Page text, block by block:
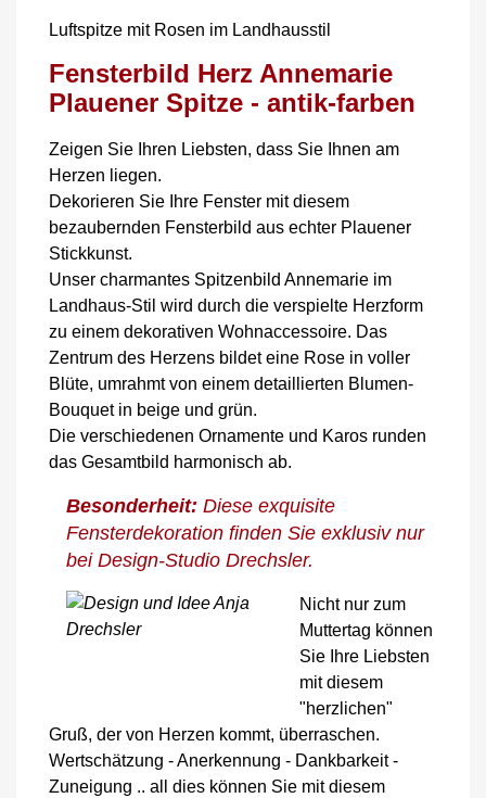
Luftspitze mit Rosen im Landhausstil
Fensterbild Herz Annemarie
Plauener Spitze - antik-farben
Zeigen Sie Ihren Liebsten, dass Sie Ihnen am
Herzen liegen.
Dekorieren Sie Ihre Fenster mit diesem
bezaubernden Fensterbild aus echter Plauener
Stickkunst.
Unser charmantes Spitzenbild Annemarie im
Landhaus-Stil wird durch die verspielte Herzform
zu einem dekorativen Wohnaccessoire. Das
Zentrum des Herzens bildet eine Rose in voller
Blüte, umrahmt von einem detaillierten Blumen-
Bouquet in beige und grün.
Die verschiedenen Ornamente und Karos runden
das Gesamtbild harmonisch ab.
Besonderheit: Diese exquisite
Fensterdekoration finden Sie exklusiv nur
bei Design-Studio Drechsler.
Nicht nur zum
Muttertag können
Sie Ihre Liebsten
mit diesem
"herzlichen"
Gruß, der von Herzen kommt, überraschen.
Wertschätzung - Anerkennung - Dankbarkeit -
Zuneigung .. all dies können Sie mit diesem